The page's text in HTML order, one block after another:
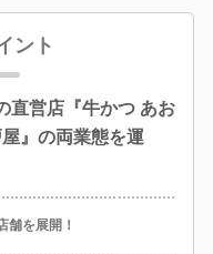
ント
直営店『牛かつ あお
』の両業態を運
舗を展開！